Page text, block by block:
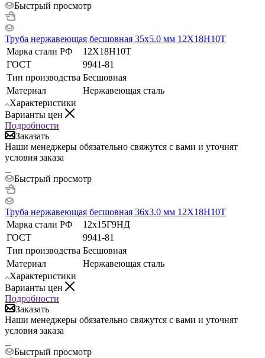
Быстрый просмотр
Труба нержавеющая бесшовная 35х5.0 мм 12Х18Н10Т
Марка стали РФ
12Х18Н10Т
ГОСТ
9941-81
Тип производства Бесшовная
Материал
Нержавеющая сталь
Характеристики
Варианты цен
Подробности
Заказать
Наши менеджеры обязательно свяжутся с вами и уточнят
условия заказа
Быстрый просмотр
Труба нержавеющая бесшовная 36х3.0 мм 12Х18Н10Т
Марка стали РФ
12х15Г9НД
ГОСТ
9941-81
Тип производства Бесшовная
Материал
Нержавеющая сталь
Характеристики
Варианты цен
Подробности
Заказать
Наши менеджеры обязательно свяжутся с вами и уточнят
условия заказа
Быстрый просмотр